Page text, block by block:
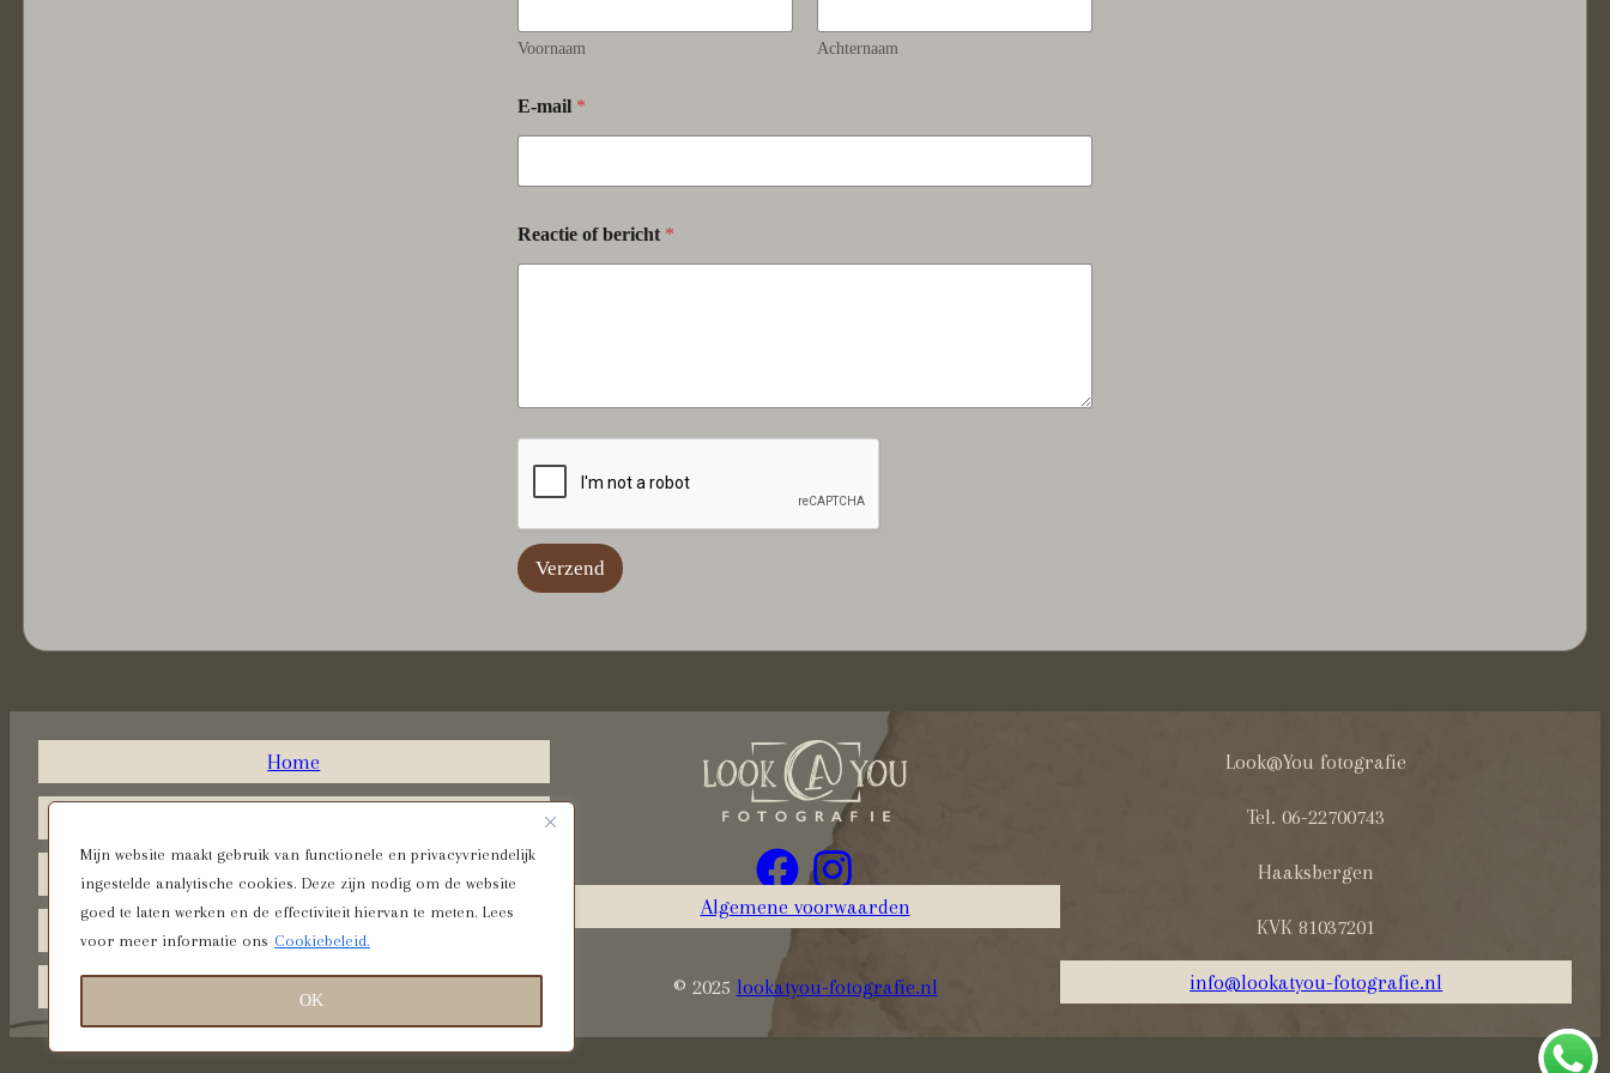
Mijn website maakt gebruik van functionele en privacyvriendelijk
ingestelde analytische cookies. Deze zijn nodig om de website
goed te laten werken en de effectiviteit hiervan te meten. Lees
voor meer informatie ons Cookiebeleid.
OK
Voornaam Achternaam
E-mail *
Reactie of bericht *
Verzend
Home
Fine Art Portretten
Surrealistische Portretten
Algemene voorwaarden
© 2025 lookatyou-fotografie.nl
Look@You fotografie
Tel. 06-22700743
Haaksbergen
KVK 81037201
info@lookatyou-fotografie.nl